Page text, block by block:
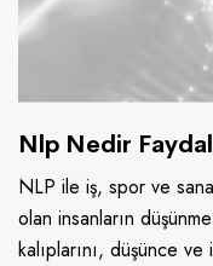
Nlp Nedir
NLP ile iş, spor ve
olan insanların
kalıplarını, düşünce